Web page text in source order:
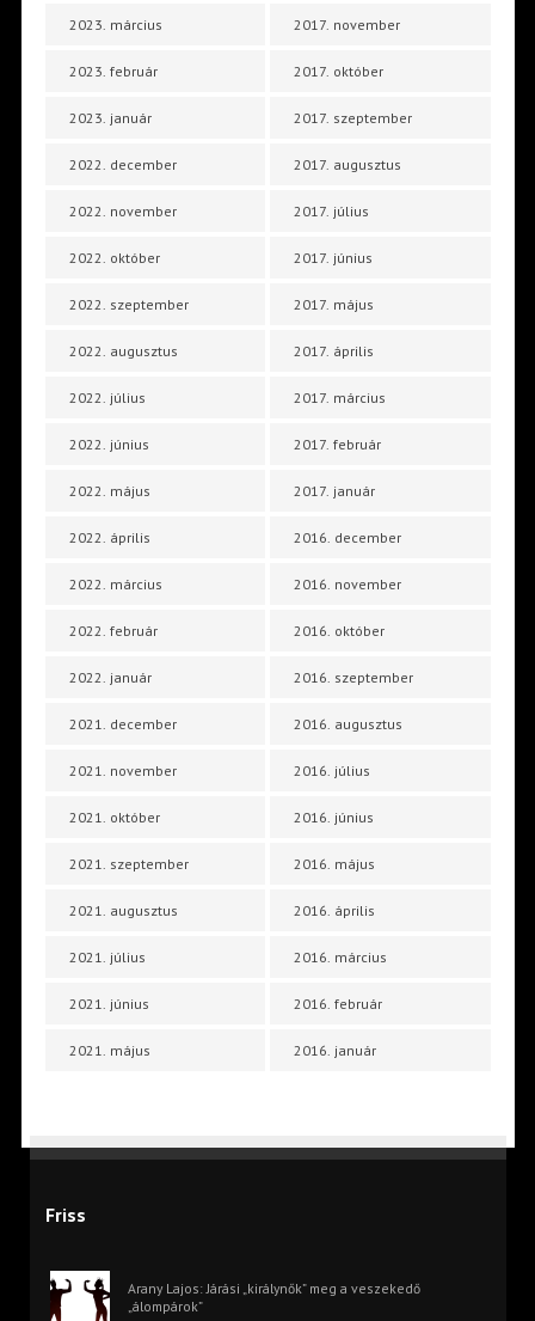
2023. március
2023. február
2023. január
2022. december
2022. november
2022. október
2022. szeptember
2022. augusztus
2022. július
2022. június
2022. május
2022. április
2022. március
2022. február
2022. január
2021. december
2021. november
2021. október
2021. szeptember
2021. augusztus
2021. július
2021. június
2021. május
2017. november
2017. október
2017. szeptember
2017. augusztus
2017. július
2017. június
2017. május
2017. április
2017. március
2017. február
2017. január
2016. december
2016. november
2016. október
2016. szeptember
2016. augusztus
2016. július
2016. június
2016. május
2016. április
2016. március
2016. február
2016. január
Friss
Arany Lajos: Járási „királynők” meg a veszekedő
„álompárok”